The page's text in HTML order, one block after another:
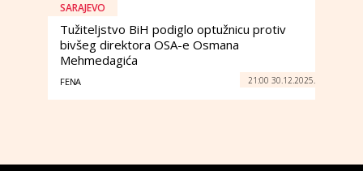
SARAJEVO
Tužiteljstvo BiH podiglo optužnicu protiv
bivšeg direktora OSA-e Osmana
Mehmedagića
FENA 21:00 30.12.2025.